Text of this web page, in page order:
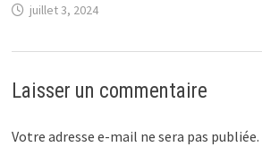
juillet 3, 2024
Laisser un commentaire
Votre adresse e-mail ne sera pas publiée.